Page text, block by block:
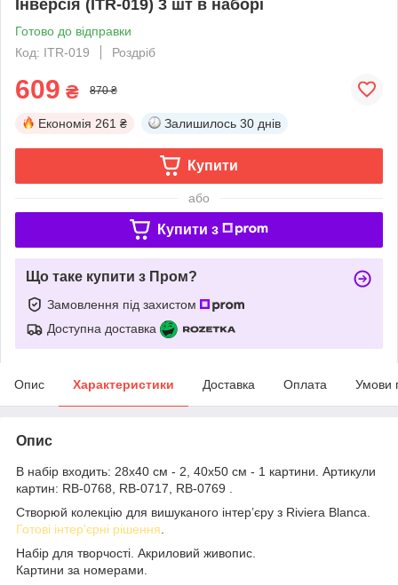
Інверсія (ITR-019) 3 шт в наборі
Готово до відправки
Код: ITR-019
Роздріб
609 ₴ 870 ₴
Економія 261 ₴ Залишилось 30 днів
Купити
або
Купити з
Що таке купити з Пром?
Замовлення під захистом
Доступна доставка
Опис Характеристики Доставка Оплата Умови
Опис
В набір входить: 28x40 см - 2, 40x50 см - 1 картини. Артикули
картин: RB-0768, RB-0717, RB-0769 .
Створюй колекцію для вишуканого інтер’єру з Riviera Blanca.
Готові інтер'єрні рішення
Набір для творчості. Акриловий живопис.
Картини за номерами.